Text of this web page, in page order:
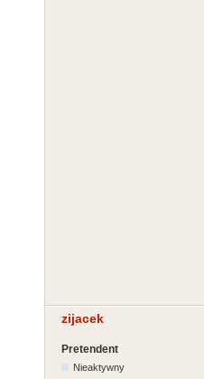
zijacek
Pretendent
Nieaktywny